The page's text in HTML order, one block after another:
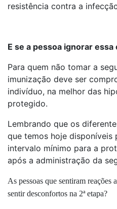
resistência contra a
E se a pessoa ignorar essa
Para quem não tomar a
imunização deve ser
indivíduo, na melhor das
protegido.
Lembrando que os
que temos hoje disponíveis
intervalo mínimo para a
após a administração da
As pessoas que sentiram reações
sentir desconfortos na 2ª etapa?